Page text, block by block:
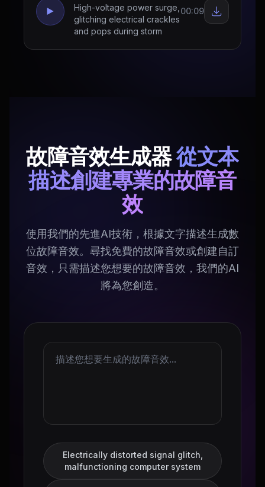
High-voltage power surge,
glitching electrical crackles
and pops during storm
00:09
故障音效生成器從文本
描述創建專業的故障音
效
使用我們的先進AI技術，根據文字描述生成數
位故障音效。尋找免費的故障音效或創建自訂
音效，只需描述您想要的故障音效，我們的AI
將為您創造。
Electrically distorted signal glitch,
malfunctioning computer system